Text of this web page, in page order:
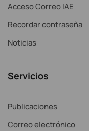
Acceso Correo IAE
Recordar contraseña
Noticias
Servicios
Publicaciones
Correo electrónico